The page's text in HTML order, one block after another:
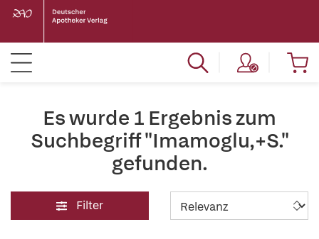
Es wurde 1 Ergebnis zum
Suchbegriff "Imamoglu,+S."
gefunden.
Filter